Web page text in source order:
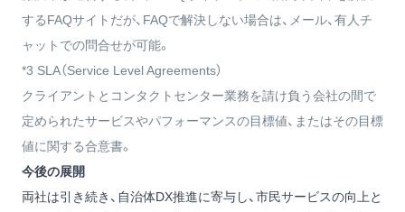
するFAQサイトだが、FAQで解決しない場合は、メール、有人チ
ャットでの問合せが可能。
*3 SLA（Service Level Agreements）
クライアントとコンタクトセンター業務を請け負う会社の間で
定められたサービスやパフォーマンスの目標値、またはその目標
値に関する合意書。
今後の展開
両社は引き続き、自治体DX推進に寄与し、市民サービスの向上と